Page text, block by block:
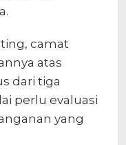
camat
atas
dari tiga
perlu evaluasi
yang